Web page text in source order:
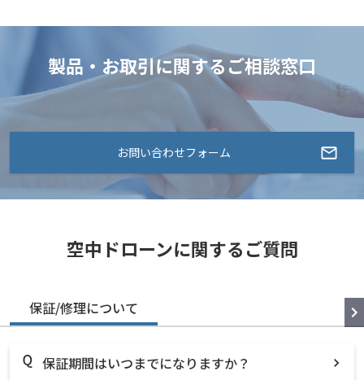
製品・お取引に関するご相談窓口
お問い合わせフォーム
空中ドローンに関するご質問
保証/修理について
保証期間はいつまでになりますか？